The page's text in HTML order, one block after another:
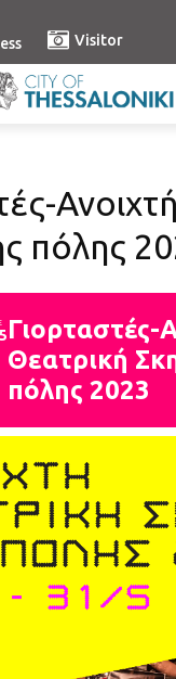
Visitor
πόλης
Γιορταστές-
Θεατρική
πόλης 2023